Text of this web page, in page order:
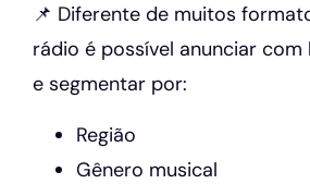
📌 Diferente de muitos
rádio é possível anunciar
e segmentar por:
Região
Gênero musical